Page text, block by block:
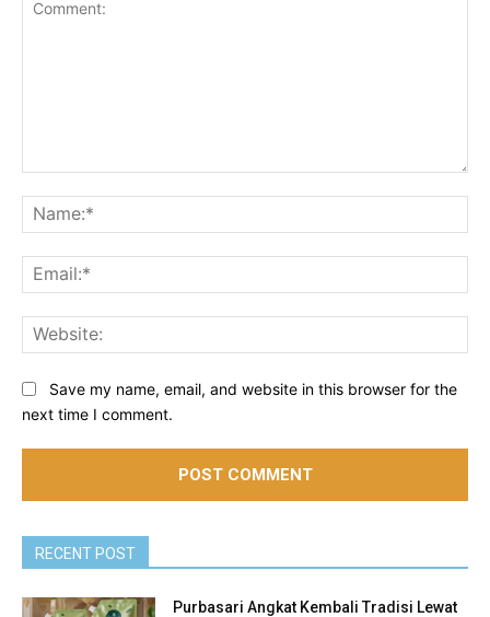
Save my name, email, and website in this browser for the
next time I comment.
RECENT POST
Purbasari Angkat Kembali Tradisi Lewat